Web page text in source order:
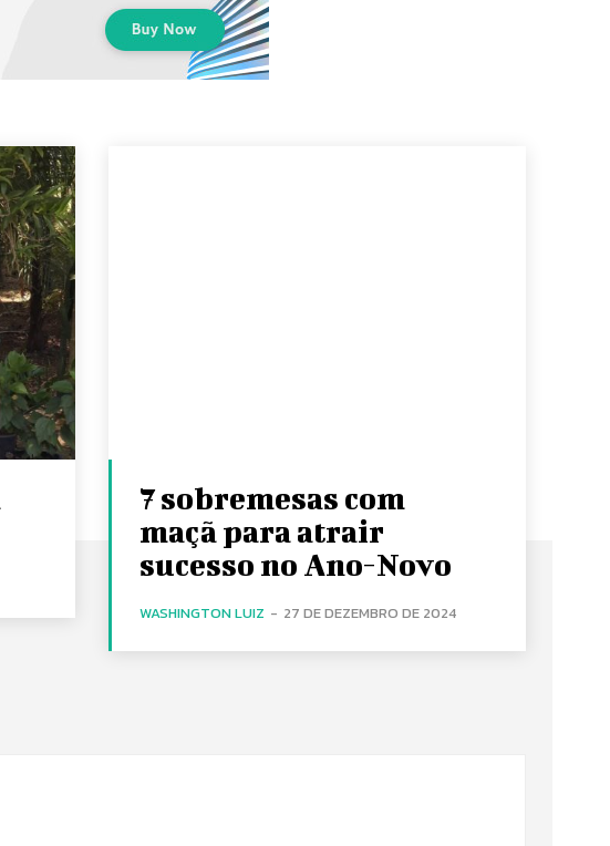
7 sobremesas com
maçã para atrair
sucesso no Ano-Novo
WASHINGTON LUIZ - 27 DE DEZEMBRO DE 2024